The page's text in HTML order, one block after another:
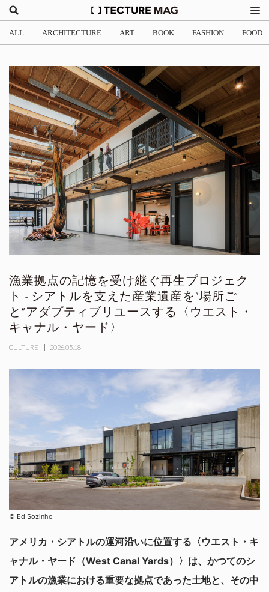
ALL ARCHITECTURE ART BOOK FASHION FOOD
漁業拠点の記憶を受け継ぐ再生プロジェク
ト - シアトルを支えた産業遺産を"場所ご
と"アダプティブリユースする〈ウエスト・
キャナル・ヤード〉
CULTURE 2026.05.18
©︎ Ed Sozinho
アメリカ・シアトルの運河沿いに位置する〈ウエスト・キ
ャナル・ヤード（West Canal Yards）〉は、かつてのシ
アトルの漁業における重要な拠点であった土地と、その中